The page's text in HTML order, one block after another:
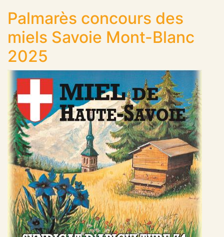
Palmarès concours des
miels Savoie Mont-Blanc
2025